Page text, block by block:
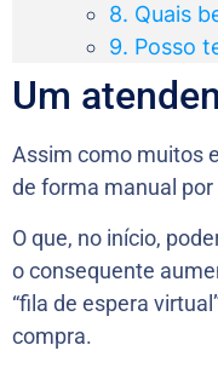
8. Quais
9. Posso
Um
Assim como muitos
de forma manual
O que, no início,
o consequente
“fila de espera
compra.